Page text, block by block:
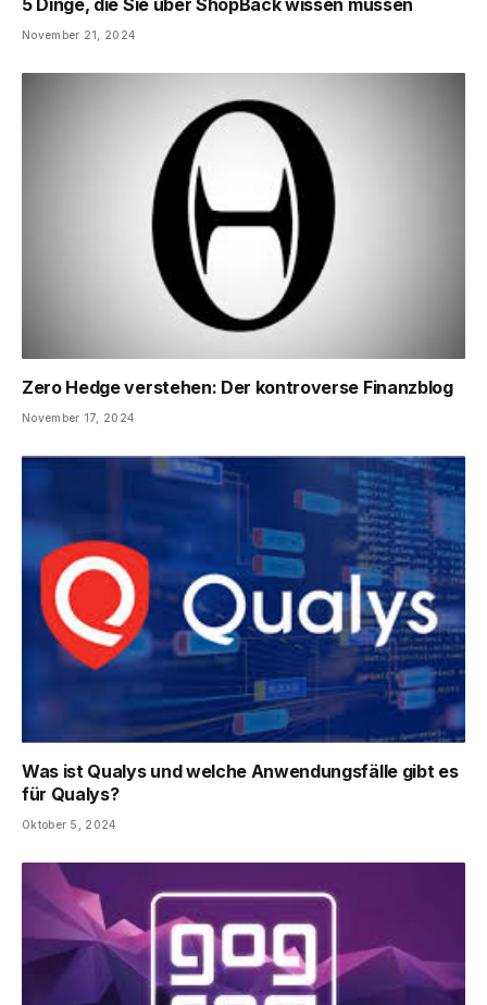
5 Dinge, die Sie über ShopBack wissen müssen
November 21, 2024
Zero Hedge verstehen: Der kontroverse Finanzblog
November 17, 2024
Was ist Qualys und welche Anwendungsfälle gibt es
für Qualys?
Oktober 5, 2024